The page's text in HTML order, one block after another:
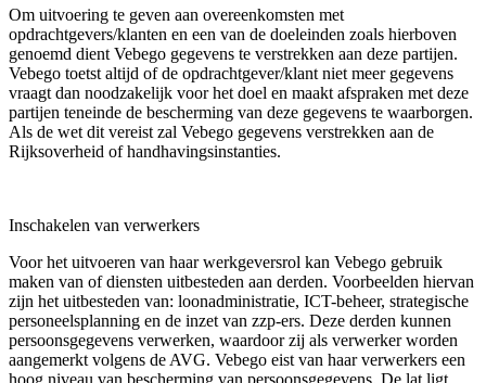
Om uitvoering te geven aan overeenkomsten met
opdrachtgevers/klanten en een van de doeleinden zoals hierboven
genoemd dient Vebego gegevens te verstrekken aan deze partijen.
Vebego toetst altijd of de opdrachtgever/klant niet meer gegevens
vraagt dan noodzakelijk voor het doel en maakt afspraken met deze
partijen teneinde de bescherming van deze gegevens te waarborgen.
Als de wet dit vereist zal Vebego gegevens verstrekken aan de
Rijksoverheid of handhavingsinstanties.
Inschakelen van verwerkers
Voor het uitvoeren van haar werkgeversrol kan Vebego gebruik
maken van of diensten uitbesteden aan derden. Voorbeelden hiervan
zijn het uitbesteden van: loonadministratie, ICT-beheer, strategische
personeelsplanning en de inzet van zzp-ers. Deze derden kunnen
persoonsgegevens verwerken, waardoor zij als verwerker worden
aangemerkt volgens de AVG. Vebego eist van haar verwerkers een